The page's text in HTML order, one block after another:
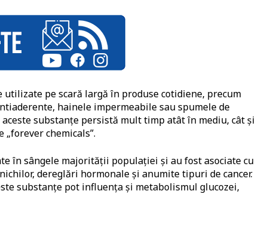
utilizate pe scară largă în produse cotidiene, precum
hainele impermeabile sau spumele de
substanțe persistă mult timp atât în mediu, cât și
chemicals”.
în sângele majorității populației și au fost asociate cu
dereglări hormonale și anumite tipuri de cancer.
substanțe pot influența și metabolismul glucozei,